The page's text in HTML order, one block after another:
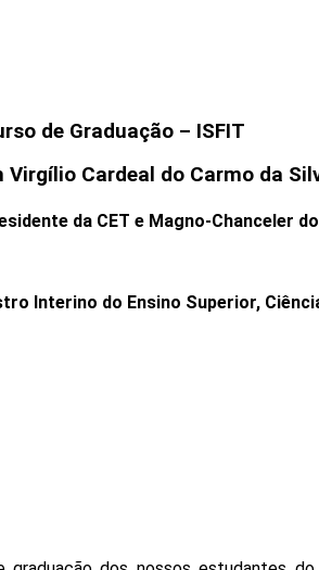
de Graduação – ISFIT
Virgílio Cardeal do Carmo da
da CET e Magno-Chanceler
Interino do Ensino Superior,